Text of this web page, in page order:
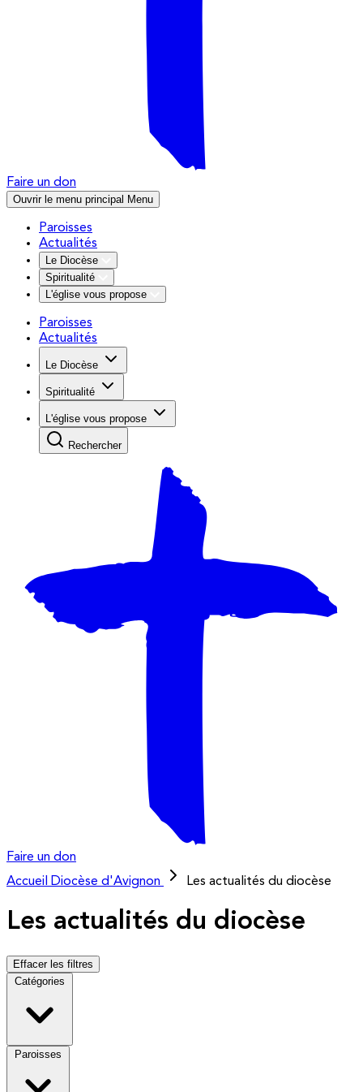
Faire un don
Ouvrir le menu principal Menu
Paroisses
Actualités
Le Diocèse
Spiritualité
L'église vous propose
Paroisses
Actualités
Le Diocèse
Spiritualité
L'église vous propose
Rechercher
Faire un don
Accueil
Diocèse d'Avignon Les actualités du diocèse
Les actualités du diocèse
Effacer les filtres
Catégories
Paroisses